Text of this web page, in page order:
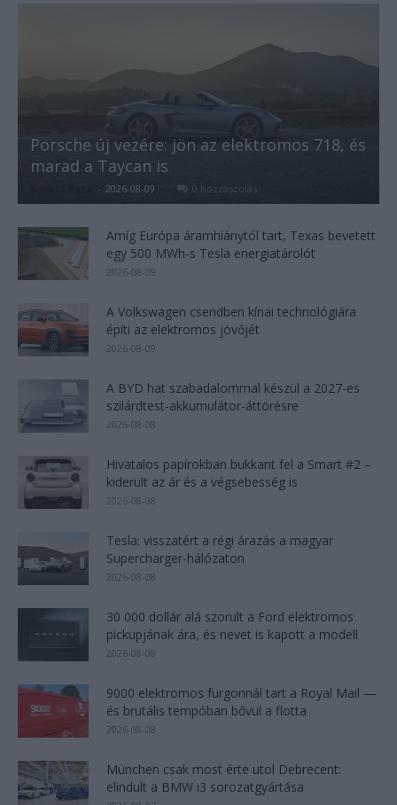
Porsche új vezére: jön az elektromos 718, és
marad a Taycan is
- 2026-08-09 0 hozzászólás
Amíg Európa áramhiánytól tart, Texas bevetett
egy 500 MWh-s Tesla energiatárolót
2026-08-09
A Volkswagen csendben kínai technológiára
építi az elektromos jövőjét
2026-08-09
A BYD hat szabadalommal készül a 2027-es
szilárdtest-akkumulátor-áttörésre
2026-08-08
Hivatalos papírokban bukkant fel a Smart #2 –
kiderült az ár és a végsebesség is
2026-08-08
Tesla: visszatért a régi árazás a magyar
Supercharger-hálózaton
2026-08-08
30 000 dollár alá szorult a Ford elektromos
pickupjának ára, és nevet is kapott a modell
2026-08-08
9000 elektromos furgonnál tart a Royal Mail —
és brutális tempóban bővül a flotta
2026-08-08
München csak most érte utol Debrecent:
elindult a BMW i3 sorozatgyártása